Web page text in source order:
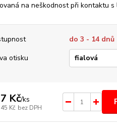
na neškodnost při kontaktu s
do 3 - 14 dnů
otisku
Kč/ks
Kč bez DPH